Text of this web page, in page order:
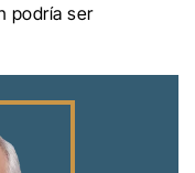
podría ser